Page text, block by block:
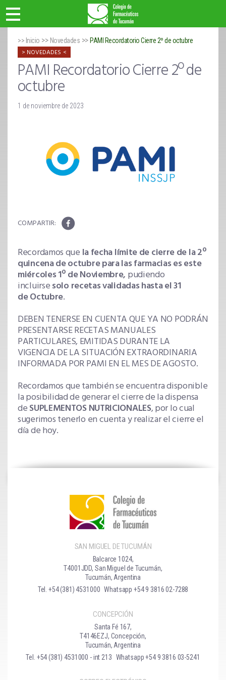
>> Inicio >> Novedades >> PAMI Recordatorio Cierre 2º de octubre
NOVEDADES
PAMI Recordatorio Cierre 2º de
octubre
1 de noviembre de 2023
Recordamos que la fecha límite de cierre de la 2º
quincena de octubre para las farmacias es este
miércoles 1º de Noviembre, pudiendo
incluirsesolo recetas validadas hasta el 31
de Octubre.
DEBEN TENERSE EN CUENTA QUE YA NO PODRÁN
PRESENTARSE RECETAS MANUALES
PARTICULARES, EMITIDAS DURANTE LA
VIGENCIA DE LA SITUACIÓN EXTRAORDINARIA
INFORMADA POR PAMI EN EL MES DE AGOSTO.
Recordamos que también se encuentra disponible
la posibilidad de generar el cierre de la dispensa
deSUPLEMENTOS NUTRICIONALES, por lo cual
sugerimos tenerlo en cuenta y realizar el cierre el
día de hoy.
SAN MIGUEL DE TUCUMÁN
Balcarce 1024,
T4001JDD, San Miguel de Tucumán,
Tucumán, Argentina
Tel. +54 (381) 4531000 Whatsapp +54 9 3816 02-7288
CONCEPCIÓN
Santa Fé 167,
T4146EZJ, Concepción,
Tucumán, Argentina
Tel. +54 (381) 4531000 - int 213 Whatsapp +54 9 3816 03-5241